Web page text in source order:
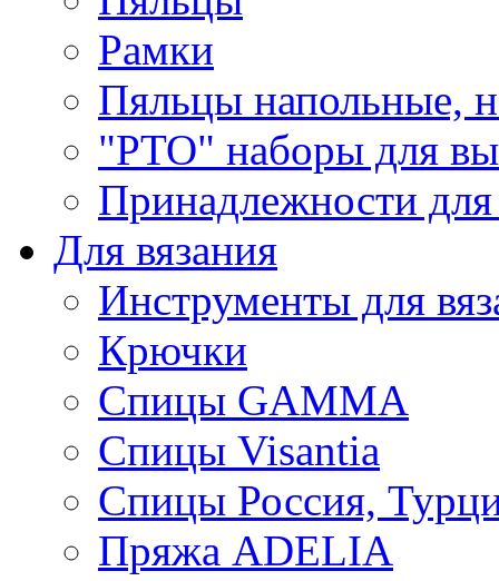
Рамки
Пяльцы напольные,
"РТО" наборы для
Принадлежности
Для вязания
Инструменты для
Крючки
Спицы GAMMA
Спицы Visantia
Спицы Россия,
Пряжа ADELIA